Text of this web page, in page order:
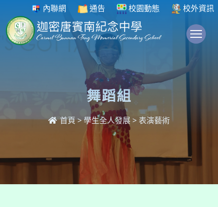
內聯網 通告 校園動態 校外資訊
舞蹈組
首頁>學生全人發展>表演藝術